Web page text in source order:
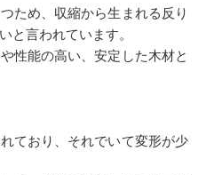
ため、収縮から生まれる反り
と言われています。
性能の高い、安定した木材と
ており、それでいて変形が少